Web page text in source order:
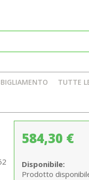
TUTTE
584,30 €
Disponibile:
Prodotto